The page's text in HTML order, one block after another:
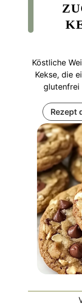
Köstliche
Kekse, die
glutenfrei
Rezept